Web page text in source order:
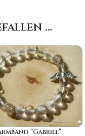
…
“Gabriel”